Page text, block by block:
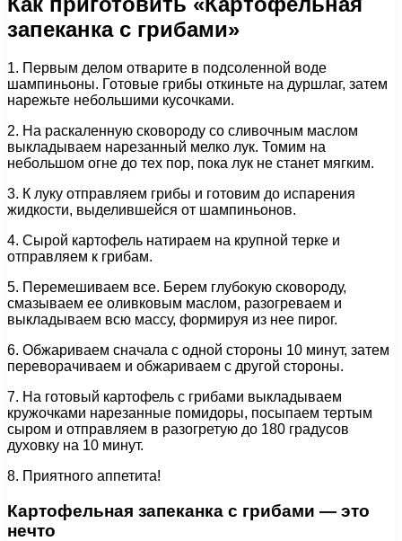
запеканка с грибами»
1. Первым делом отварите в подсоленной воде
шампиньоны. Готовые грибы откиньте на дуршлаг, затем
нарежьте небольшими кусочками.
2. На раскаленную сковороду со сливочным маслом
выкладываем нарезанный мелко лук. Томим на
небольшом огне до тех пор, пока лук не станет мягким.
3. К луку отправляем грибы и готовим до испарения
жидкости, выделившейся от шампиньонов.
4. Сырой картофель натираем на крупной терке и
отправляем к грибам.
5. Перемешиваем все. Берем глубокую сковороду,
смазываем ее оливковым маслом, разогреваем и
выкладываем всю массу, формируя из нее пирог.
6. Обжариваем сначала с одной стороны 10 минут, затем
переворачиваем и обжариваем с другой стороны.
7. На готовый картофель с грибами выкладываем
кружочками нарезанные помидоры, посыпаем тертым
сыром и отправляем в разогретую до 180 градусов
духовку на 10 минут.
8. Приятного аппетита!
Картофельная запеканка с грибами — это
нечто